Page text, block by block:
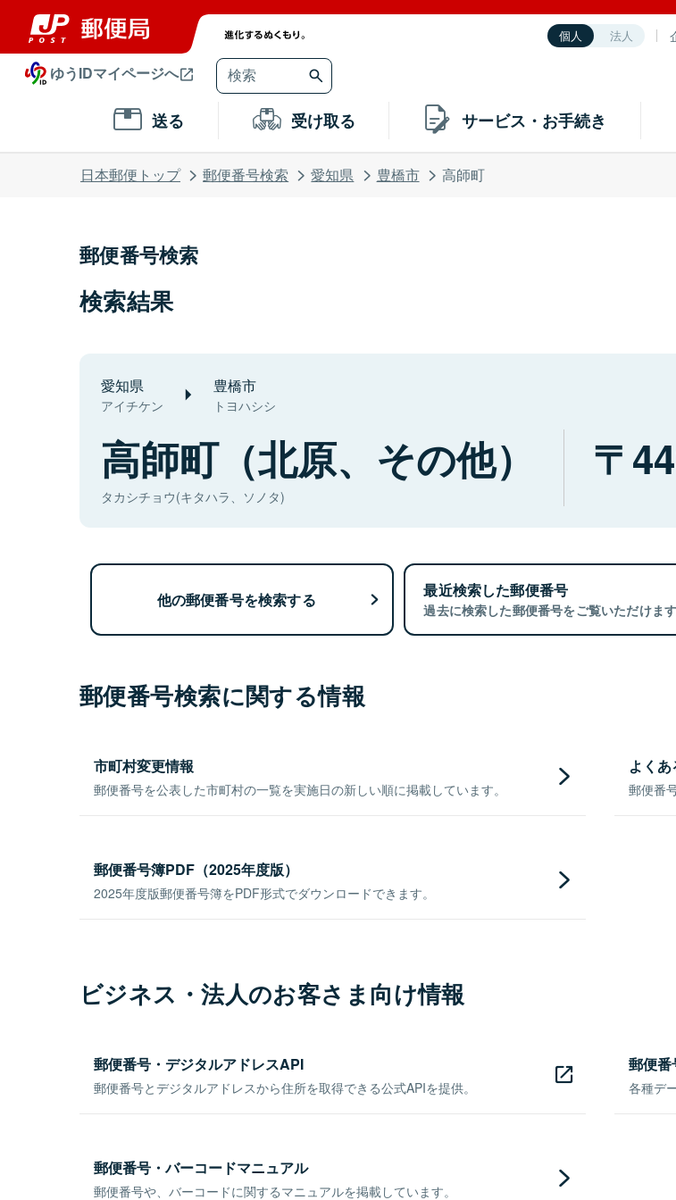
個人 法人
ゆうIDマイページへ
送る 受け取る サービス・お手続き
日本郵便トップ 郵便番号検索 愛知県 豊橋市 高師町
郵便番号検索
検索結果
愛知県
アイチケン
豊橋市
トヨハシシ
高師町（北原、その他）
タカシチョウ(キタハラ、ソノタ)
他の郵便番号を検索する 最近検索した郵便番号
過去に検索した郵便番号をご覧いただけます
郵便番号検索に関する情報
市町村変更情報
郵便番号を公表した市町村の一覧を実施日の新しい順に掲載しています。
よく
郵便番
郵便番号簿PDF（2025年度版）
2025年度版郵便番号簿をPDF形式でダウンロードできます。
ビジネス・法人のお客さま向け情報
郵便番号・デジタルアドレスAPI
郵便番号とデジタルアドレスから住所を取得できる公式APIを提供。
郵便番
各種デ
郵便番号・バーコードマニュアル
郵便番号や、バーコードに関するマニュアルを掲載しています。